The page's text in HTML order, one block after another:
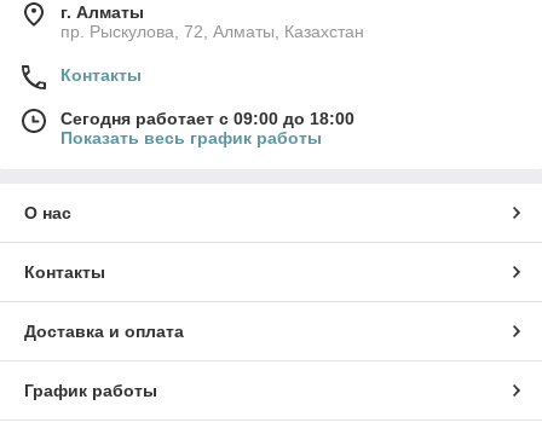
г. Алматы
пр. Рыскулова, 72, Алматы, Казахстан
Контакты
Сегодня работает с 09:00 до 18:00
Показать весь график работы
О нас
Контакты
Доставка и оплата
График работы